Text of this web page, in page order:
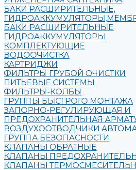
БАКИ РАСШИРИТЕЛЬНЫЕ,
БАКИ РАСШИРИТЕЛЬНЫЕ
ГИДРОАККУМУЛЯТОРЫ
КОМПЛЕКТУЮЩИЕ
ВОДООЧИСТКА
КАРТРИДЖИ
ФИЛЬТРЫ ГРУБОЙ ОЧИСТКИ
ПИТЬЕВЫЕ СИСТЕМЫ
ФИЛЬТРЫ-КОЛБЫ
ГРУППЫ БЫСТРОГО МОНТАЖА
ЗАПОРНО-РЕГУЛИРУЮЩАЯ И
ПРЕДОХРАНИТЕЛЬНАЯ
ВОЗДУХООТВОДЧИКИ
ГРУППА БЕЗОПАСНОСТИ
КЛАПАНЫ ОБРАТНЫЕ
КЛАПАНЫ
КЛАПАНЫ